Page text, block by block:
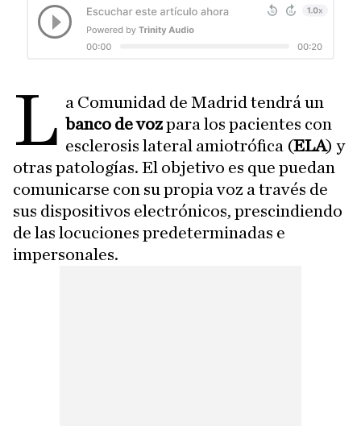
L a Comunidad de Madrid tendrá un
banco de vozpara los pacientes con
esclerosis lateral amiotrófica (ELA) y
otras patologías. El objetivo es que puedan
comunicarse con su propia voz a través de
sus dispositivos electrónicos, prescindiendo
de las locuciones predeterminadas e
impersonales.